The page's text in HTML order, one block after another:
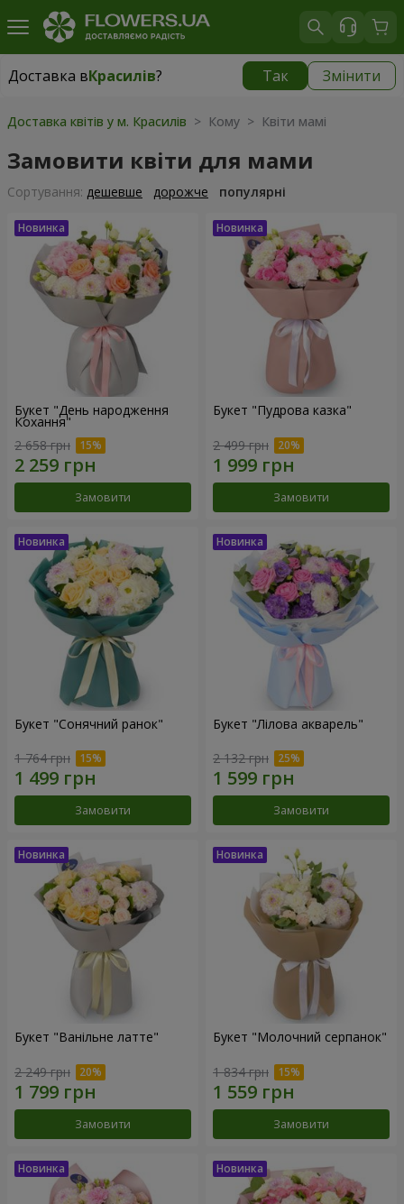
Доставка вКрасилів? Так Змінити
Доставка вКрасилів|
Доставка квітів у м. Красилів > Кому > Квіти мамі
Замовити квіти для мами
Сортування: дешевше дорожче популярні
Букет "День народження
Кохання"
2 658 грн
Замовити
Букет "Пудрова казка"
2 499 грн
Замовити
Букет "Сонячний ранок"
1 764 грн
Замовити
Букет "Лілова акварель"
2 132 грн
Замовити
Букет "Ванільне латте"
2 249 грн
Замовити
Букет "Молочний серпанок"
1 834 грн
Замовити